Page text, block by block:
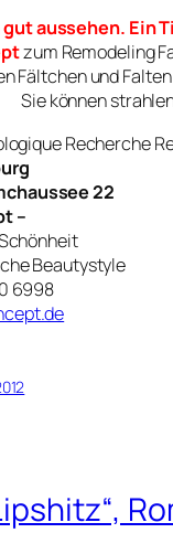
aussehen. Ein
zum Remodeling
Fältchen und
Sie können
Recherche
22
–
Beautystyle
6998